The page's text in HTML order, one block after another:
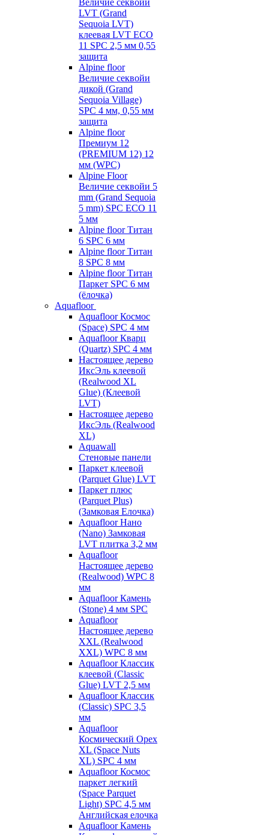
Величие секвойи
LVT (Grand
Sequoia LVT)
клеевая LVT ECO
11 SPC 2,5 мм 0,55
защита
Alpine floor
Величие секвойи
дикой (Grand
Sequoia Village)
SPC 4 мм, 0,55 мм
защита
Alpine floor
Премиум 12
(PREMIUM 12) 12
мм (WPC)
Alpine Floor
Величие секвойи 5
mm (Grand Sequoia
5 mm) SPC ECO 11
5 мм
Alpine floor Титан
6 SPC 6 мм
Alpine floor Титан
8 SPC 8 мм
Alpine floor Титан
Паркет SPC 6 мм
(ёлочка)
Aquafloor
Aquafloor Космос
(Space) SPC 4 мм
Aquafloor Кварц
(Quartz) SPC 4 мм
Настоящее дерево
ИксЭль клеевой
(Realwood XL
Glue) (Клеевой
LVT)
Настоящее дерево
ИксЭль (Realwood
XL)
Aquawall
Стеновые панели
Паркет клеевой
(Parquet Glue) LVT
Паркет плюс
(Parquet Plus)
(Замковая Елочка)
Aquafloor Нано
(Nano) Замковая
LVT плитка 3,2 мм
Aquafloor
Настоящее дерево
(Realwood) WPC 8
мм
Aquafloor Камень
(Stone) 4 мм SPC
Aquafloor
Настоящее дерево
XXL (Realwood
XXL) WPC 8 мм
Aquafloor Классик
клеевой (Classic
Glue) LVT 2,5 мм
Aquafloor Классик
(Classic) SPC 3,5
мм
Aquafloor
Космический Орех
XL (Space Nuts
XL) SPC 4 мм
Aquafloor Космос
паркет легкий
(Space Parquet
Light) SPC 4,5 мм
Английская елочка
Aquafloor Камень